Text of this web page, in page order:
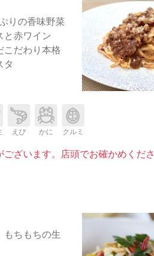
りの香味野菜
と赤ワイン
こだわり本格
タ
えび かに クルミ
ざいます。店頭でお確かめくださ
もちもちの生